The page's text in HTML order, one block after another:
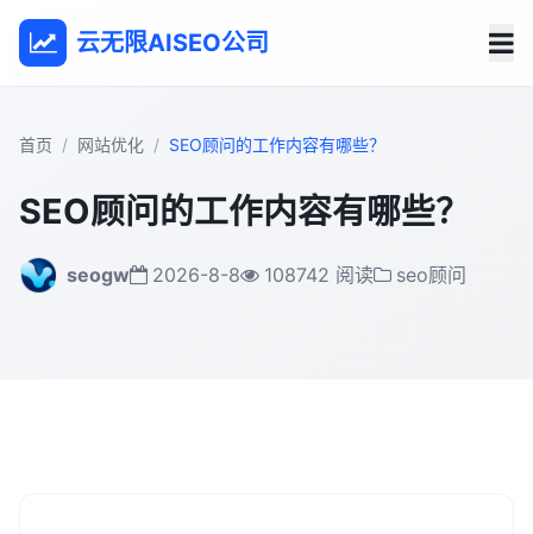
云无限AISEO公司
首页 网站优化 SEO顾问的工作内容有哪些？
SEO顾问的工作内容有哪些？
seogw 2026-8-8 108742 阅读 seo顾问